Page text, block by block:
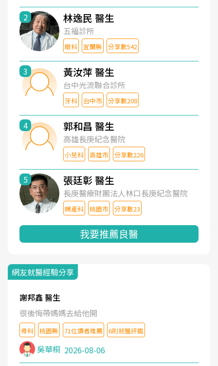
2 林逸民 醫生
五福診所
眼科 宜蘭縣 分享數542
3 黃汝萍 醫生
台中光流聯合診所
牙科 台中市 分享數208
4 郭和昌 醫生
高雄長庚紀念醫院
小兒科 高雄市 分享數226
5 張廷彰 醫生
長庚醫療財團法人林口長庚紀念醫院
婦產科 桃園市 分享數23
我要推薦良醫
網友就醫經驗分享
謝邦鑫 醫生
很後悔帶媽媽去給他開
骨科 桃園縣 71位讀者推薦 6則就醫評鑑
吳華桐 2026-08-06